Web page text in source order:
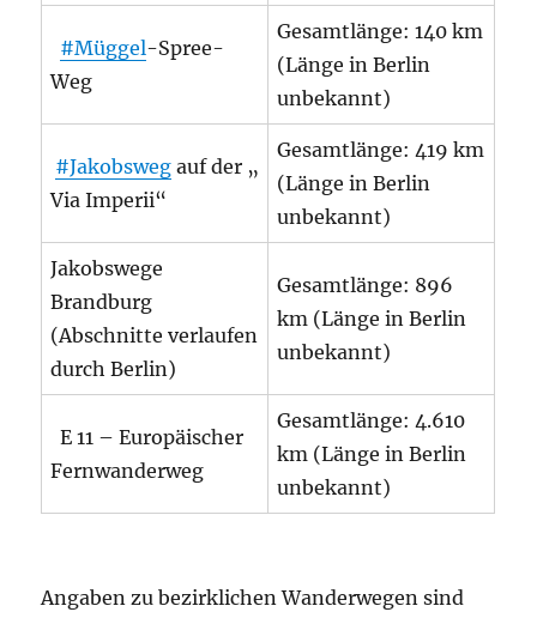
#Müggel-Spree-
Weg
Gesamtlänge: 140 km
(Länge in Berlin
unbekannt)
#Jakobsweg auf der „
Via Imperii“
Gesamtlänge: 419 km
(Länge in Berlin
unbekannt)
Jakobswege
Brandburg
(Abschnitte verlaufen
durch Berlin)
Gesamtlänge: 896
km (Länge in Berlin
unbekannt)
E 11 – Europäischer
Fernwanderweg
Gesamtlänge: 4.610
km (Länge in Berlin
unbekannt)
Angaben zu bezirklichen Wanderwegen sind